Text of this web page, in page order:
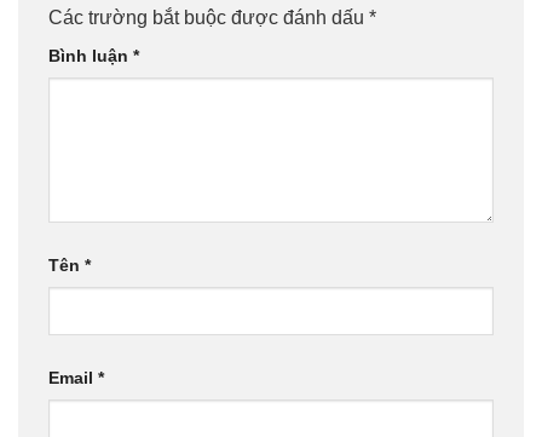
Các trường bắt buộc được đánh dấu *
Bình luận *
Tên *
Email *